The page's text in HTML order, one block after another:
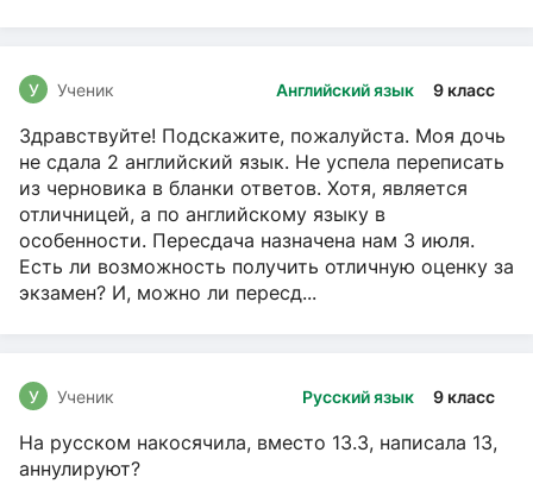
Английский язык 9 класс
У Ученик
Здравствуйте! Подскажите, пожалуйста. Моя дочь
не сдала 2 английский язык. Не успела переписать
из черновика в бланки ответов. Хотя, является
отличницей, а по английскому языку в
особенности. Пересдача назначена нам 3 июля.
Есть ли возможность получить отличную оценку за
экзамен? И, можно ли пересд...
Русский язык 9 класс
У Ученик
На русском накосячила, вместо 13.3, написала 13,
аннулируют?